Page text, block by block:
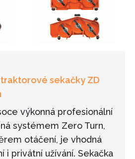
sekačky ZD
výkonná profesionální
systémem Zero Turn,
otáčení, je vhodná
i privátní užívání. Sekačka